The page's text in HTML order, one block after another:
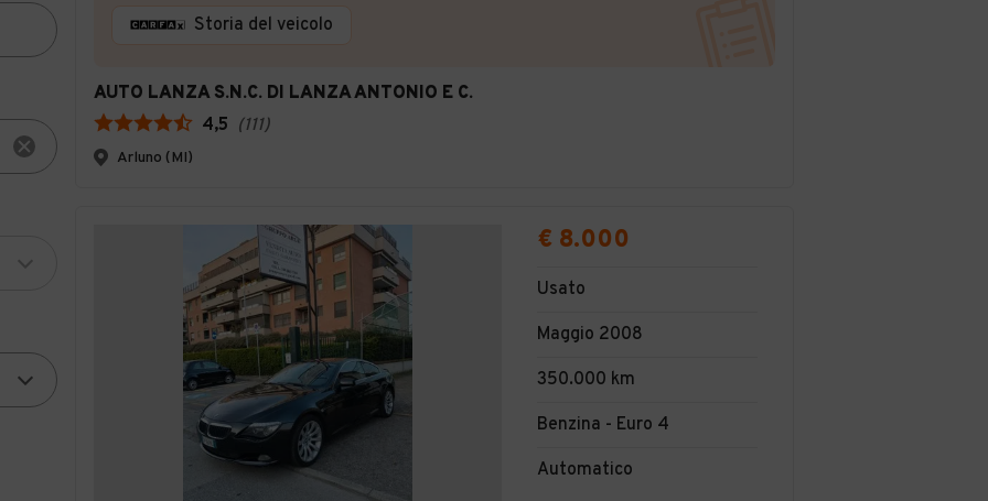
Storia del veicolo
AUTO LANZA S.N.C. DI LANZA ANTONIO E C.
4,5 (111)
Arluno (MI)
€ 8.000
Usato
Maggio 2008
350.000 km
Benzina - Euro 4
Automatico